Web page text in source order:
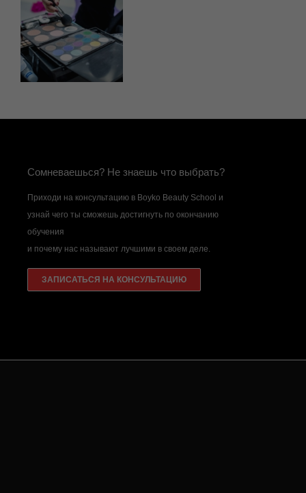
Сомневаешься? Не знаешь что выбрать?
Приходи на консультацию в Boyko Beauty School и
и почему нас называют лучшими в своем деле.